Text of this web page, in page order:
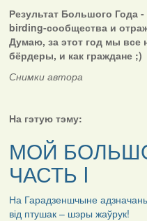
Результат Большого Года
birding-сообщества и
Думаю, за этот год мы все
бёрдеры, и как граждане ;)
Снимки автора
На гэтую тэму:
МОЙ
ЧАСТЬ I
На Гарадзеншчыне
від птушак – шэры жаўрук!